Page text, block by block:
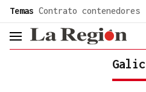
Temas Contrato contenedores
header.menu.open